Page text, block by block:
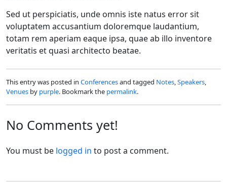
Sed ut perspiciatis, unde omnis iste natus error sit
voluptatem accusantium doloremque laudantium,
totam rem aperiam eaque ipsa, quae ab illo inventore
veritatis et quasi architecto beatae.
This entry was posted in Conferencesand tagged Notes,Speakers,
Venues by purple. Bookmark the permalink.
No Comments yet!
You must be logged in to post a comment.